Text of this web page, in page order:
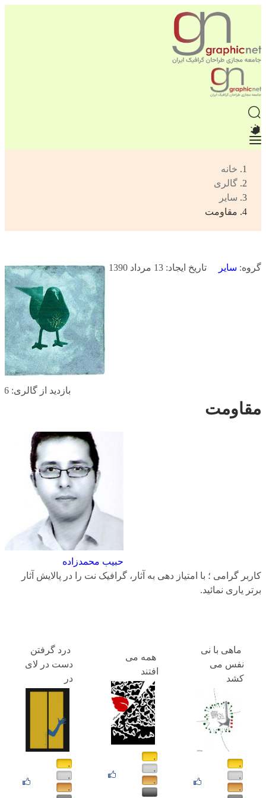
خانه
گالری
سایر
مقاومت
گروه: سایر تاریخ ایجاد: 13 مرداد 1390
بازدید از گالری: 556 بار
مقاومت
حبیب محمدزاده
کاربر گرامی ؛ با امتیاز دهی به آثار، گرافیک نت را در پالایش آثار
برتر یاری نمائید.
ماهی با نی
نفس می
کشد
۰
۰
۰
همه می
افتند
۰
۰
۰
۰
درد گرفتن
دست در لای
در
۰
۰
۰